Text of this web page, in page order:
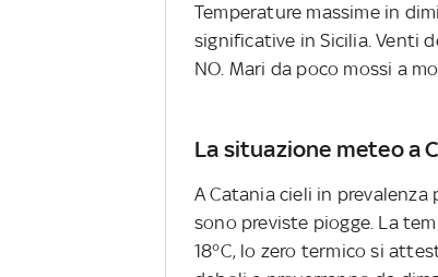
Temperature massime in
significative in Sicilia. Venti
NO. Mari da poco mossi a
La situazione meteo a
A Catania cieli in
sono previste piogge. La
18°C, lo zero termico si